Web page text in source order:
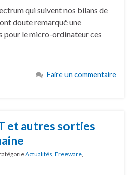
qui suivent nos bilans de
doute remarqué une
pour le micro-ordinateur ces
Faire un commentaire
et autres sorties
Actualités Freeware